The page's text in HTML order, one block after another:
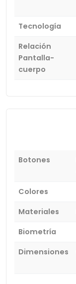
Tecnología
Relación
Pantalla-
cuerpo
Botones
Colores
Materiales
Biometría
Dimensiones